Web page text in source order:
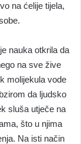
na ćelije tijela,
nauka otkrila da
na sve žive
molijekula vode
da ljudsko
sluša utječe na
što u njima
Na isti način